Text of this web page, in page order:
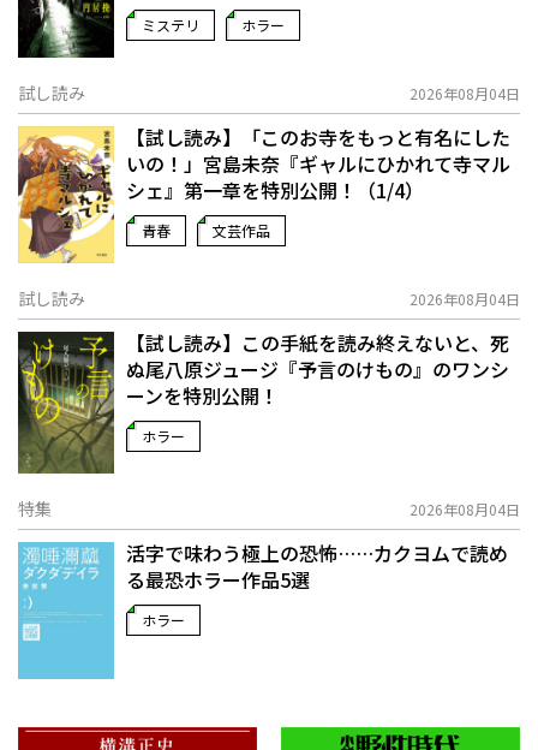
ミステリ ホラー
試し読み 2026年08月04日
【試し読み】「このお寺をもっと有名にした
いの！」宮島未奈『ギャルにひかれて寺マル
シェ』第一章を特別公開！（1/4）
青春 文芸作品
試し読み 2026年08月04日
【試し読み】この手紙を読み終えないと、死
ぬ――尾八原ジュージ『予言のけもの』のワンシ
ーンを特別公開！
ホラー
特集 2026年08月04日
活字で味わう極上の恐怖……カクヨムで読め
る最恐ホラー作品5選
ホラー